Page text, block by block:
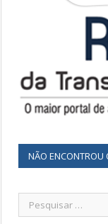
NÃO ENCONTROU